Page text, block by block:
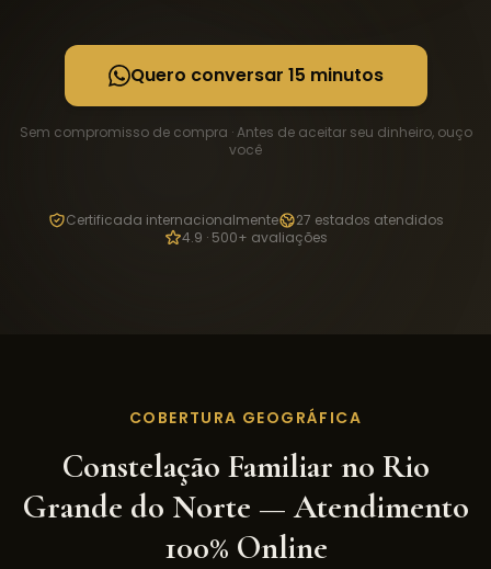
Quero conversar 15 minutos
Sem compromisso de compra · Antes de aceitar seu dinheiro, ouço
você
Certificada internacionalmente
27 estados atendidos
4.9 · 500+ avaliações
COBERTURA GEOGRÁFICA
Constelação Familiar no Rio
Grande do Norte — Atendimento
100% Online